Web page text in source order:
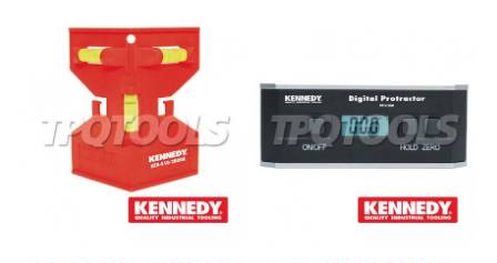
and upside down
measuring. A very popular
level with scaffolders.
Includes leather belt pouch.